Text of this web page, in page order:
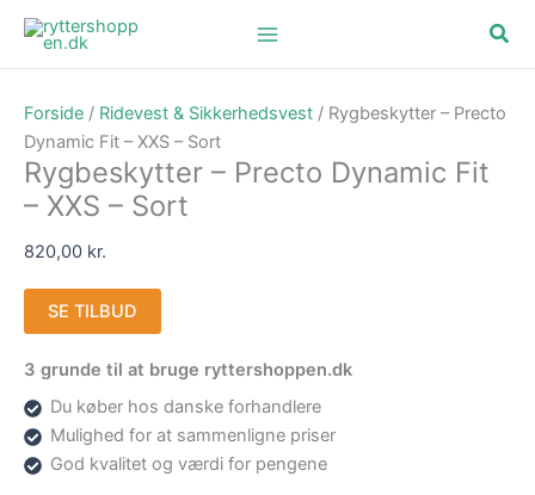
indholdet
Søg
Forside / Ridevest & Sikkerhedsvest / Rygbeskytter – Precto
Dynamic Fit – XXS – Sort
Rygbeskytter – Precto Dynamic Fit
– XXS – Sort
820,00 kr.
SE TILBUD
3 grunde til at bruge ryttershoppen.dk
Du køber hos danske forhandlere
Mulighed for at sammenligne priser
God kvalitet og værdi for pengene